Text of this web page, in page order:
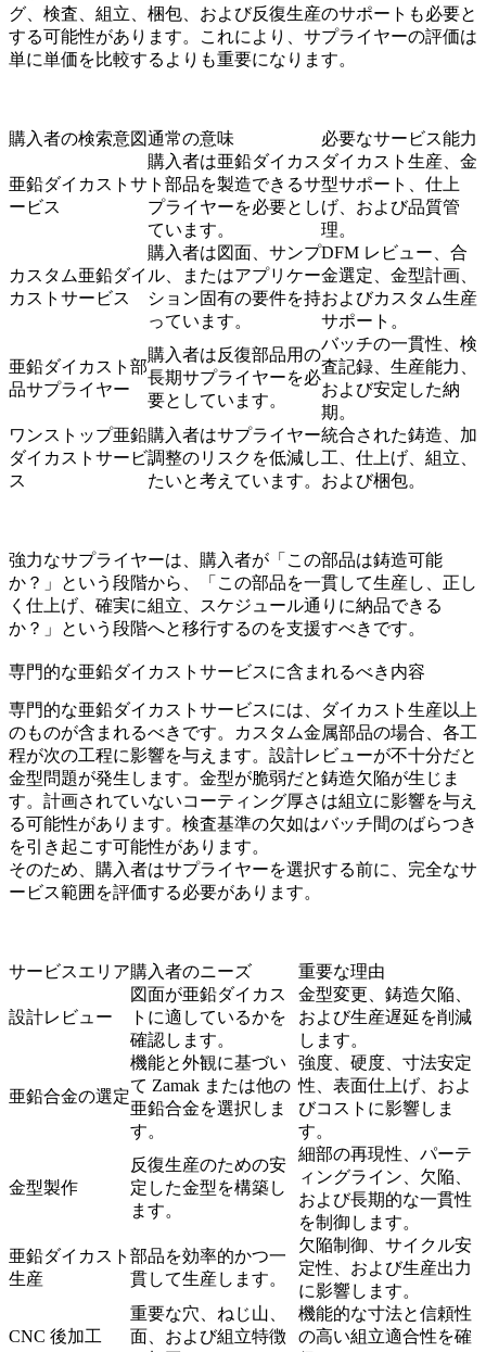
グ、検査、組立、梱包、および反復生産のサポートも必要と
する可能性があります。これにより、サプライヤーの評価は
単に単価を比較するよりも重要になります。
購入者の検索意図通常の意味 必要なサービス能力
亜鉛ダイカストサ
ービス
購入者は亜鉛ダイカス
ト部品を製造できるサ
プライヤーを必要とし
ています。
ダイカスト生産、金
型サポート、仕上
げ、および品質管
理。
カスタム亜鉛ダイ
カストサービス
購入者は図面、サンプ
ル、またはアプリケー
ション固有の要件を持
っています。
DFM レビュー、合
金選定、金型計画、
およびカスタム生産
サポート。
亜鉛ダイカスト部
品サプライヤー
購入者は反復部品用の
長期サプライヤーを必
要としています。
バッチの一貫性、検
査記録、生産能力、
および安定した納
期。
ワンストップ亜鉛
ダイカストサービ
ス
購入者はサプライヤー
調整のリスクを低減し
たいと考えています。
統合された鋳造、加
工、仕上げ、組立、
および梱包。
強力なサプライヤーは、購入者が「この部品は鋳造可能
か？」という段階から、「この部品を一貫して生産し、正し
く仕上げ、確実に組立、スケジュール通りに納品できる
か？」という段階へと移行するのを支援すべきです。
専門的な亜鉛ダイカストサービスに含まれるべき内容
専門的な亜鉛ダイカストサービスには、ダイカスト生産以上
のものが含まれるべきです。カスタム金属部品の場合、各工
程が次の工程に影響を与えます。設計レビューが不十分だと
金型問題が発生します。金型が脆弱だと鋳造欠陥が生じま
す。計画されていないコーティング厚さは組立に影響を与え
る可能性があります。検査基準の欠如はバッチ間のばらつき
を引き起こす可能性があります。
そのため、購入者はサプライヤーを選択する前に、完全なサ
ービス範囲を評価する必要があります。
サービスエリア購入者のニーズ 重要な理由
設計レビュー
図面が亜鉛ダイカス
トに適しているかを
確認します。
金型変更、鋳造欠陥、
および生産遅延を削減
します。
亜鉛合金の選定
機能と外観に基づい
て Zamak または他の
亜鉛合金を選択しま
す。
強度、硬度、寸法安定
性、表面仕上げ、およ
びコストに影響しま
す。
金型製作
反復生産のための安
定した金型を構築し
ます。
細部の再現性、パーテ
ィングライン、欠陥、
および長期的な一貫性
を制御します。
亜鉛ダイカスト
生産
部品を効率的かつ一
貫して生産します。
欠陥制御、サイクル安
定性、および生産出力
に影響します。
CNC 後加工
重要な穴、ねじ山、
面、および組立特徴
機能的な寸法と信頼性
の高い組立適合性を確